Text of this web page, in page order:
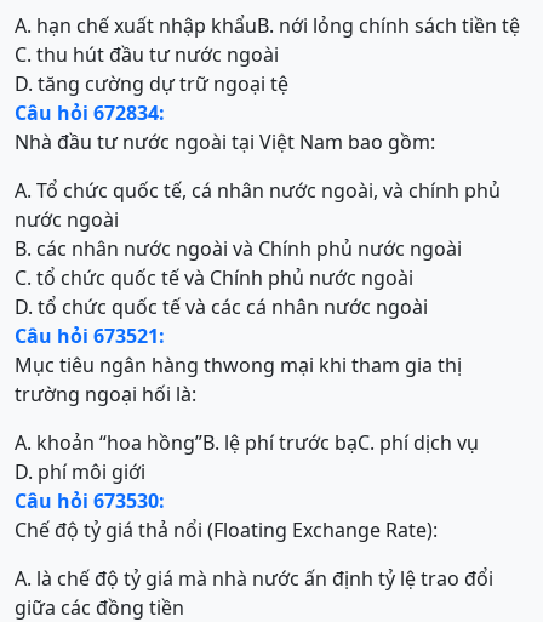
A. hạn chế xuất nhập khẩuB. nới lỏng chính sách tiền tệ
C. thu hút đầu tư nước ngoài
D. tăng cường dự trữ ngoại tệ
Câu hỏi 672834:
Nhà đầu tư nước ngoài tại Việt Nam bao gồm:
A. Tổ chức quốc tế, cá nhân nước ngoài, và chính phủ
nước ngoài
B. các nhân nước ngoài và Chính phủ nước ngoài
C. tổ chức quốc tế và Chính phủ nước ngoài
D. tổ chức quốc tế và các cá nhân nước ngoài
Câu hỏi 673521:
Mục tiêu ngân hàng thwong mại khi tham gia thị
trường ngoại hối là:
A. khoản “hoa hồng”B. lệ phí trước bạC. phí dịch vụ
D. phí môi giới
Câu hỏi 673530:
Chế độ tỷ giá thả nổi (Floating Exchange Rate):
A. là chế độ tỷ giá mà nhà nước ấn định tỷ lệ trao đổi
giữa các đồng tiền